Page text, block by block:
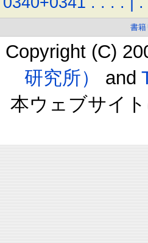
書籍
Copyright (C)
研究所）
and
本ウェブサイ